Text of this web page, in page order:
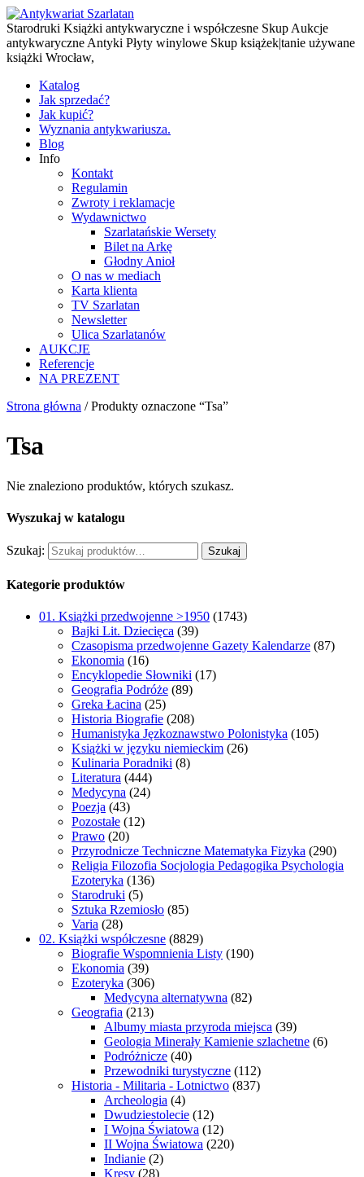
Starodruki Książki antykwaryczne i współczesne Skup Aukcje
antykwaryczne Antyki Płyty winylowe Skup książek|tanie używane
książki Wrocław,
Katalog
Jak sprzedać?
Jak kupić?
Wyznania antykwariusza.
Blog
Info
Kontakt
Regulamin
Zwroty i reklamacje
Wydawnictwo
Szarlatańskie Wersety
Bilet na Arkę
Głodny Anioł
O nas w mediach
Karta klienta
TV Szarlatan
Newsletter
Ulica Szarlatanów
AUKCJE
Referencje
NA PREZENT
Strona główna / Produkty oznaczone “Tsa”
Tsa
Nie znaleziono produktów, których szukasz.
Wyszukaj w katalogu
Szukaj: Szukaj
Kategorie produktów
01. Książki przedwojenne >1950 (1743)
Bajki Lit. Dziecięca (39)
Czasopisma przedwojenne Gazety Kalendarze (87)
Ekonomia (16)
Encyklopedie Słowniki (17)
Geografia Podróże (89)
Greka Łacina (25)
Historia Biografie (208)
Humanistyka Jęzkoznawstwo Polonistyka (105)
Książki w języku niemieckim (26)
Kulinaria Poradniki (8)
Literatura (444)
Medycyna (24)
Poezja (43)
Pozostałe (12)
Prawo (20)
Przyrodnicze Techniczne Matematyka Fizyka (290)
Religia Filozofia Socjologia Pedagogika Psychologia
Ezoteryka (136)
Starodruki (5)
Sztuka Rzemiosło (85)
Varia (28)
02. Książki współczesne (8829)
Biografie Wspomnienia Listy (190)
Ekonomia (39)
Ezoteryka (306)
Medycyna alternatywna (82)
Geografia (213)
Albumy miasta przyroda miejsca (39)
Geologia Minerały Kamienie szlachetne (6)
Podróżnicze (40)
Przewodniki turystyczne (112)
Historia - Militaria - Lotnictwo (837)
Archeologia (4)
Dwudziestolecie (12)
I Wojna Światowa (12)
II Wojna Światowa (220)
Indianie (2)
Kresy (28)